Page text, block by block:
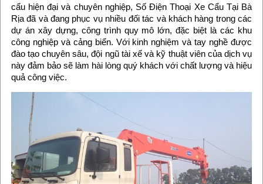
cẩu hiện đại và chuyên nghiệp, Số Điện Thoại Xe Cẩu Tại Bà
Rịa đã và đang phục vụ nhiều đối tác và khách hàng trong các
dự án xây dựng, công trình quy mô lớn, đặc biệt là các khu
công nghiệp và cảng biển. Với kinh nghiệm và tay nghề được
đào tạo chuyên sâu, đội ngũ tài xế và kỹ thuật viên của dịch vụ
này đảm bảo sẽ làm hài lòng quý khách với chất lượng và hiệu
quả công việc.